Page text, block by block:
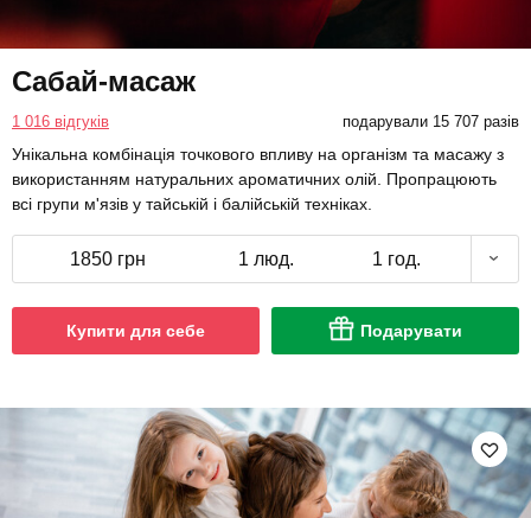
Сабай-масаж
1 016 відгуків подарували 15 707 разів
Унікальна комбінація точкового впливу на організм та масажу з
використанням натуральних ароматичних олій. Пропрацюють
всі групи м'язів у тайській і балійській техніках.
1850 грн 1 люд. 1 год.
Купити для себе Подарувати